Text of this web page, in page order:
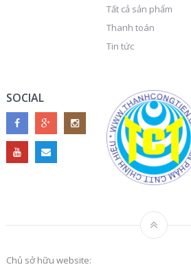
Tất cả sản phẩm
Thanh toán
Tin tức
SOCIAL
Chủ sở hữu website: